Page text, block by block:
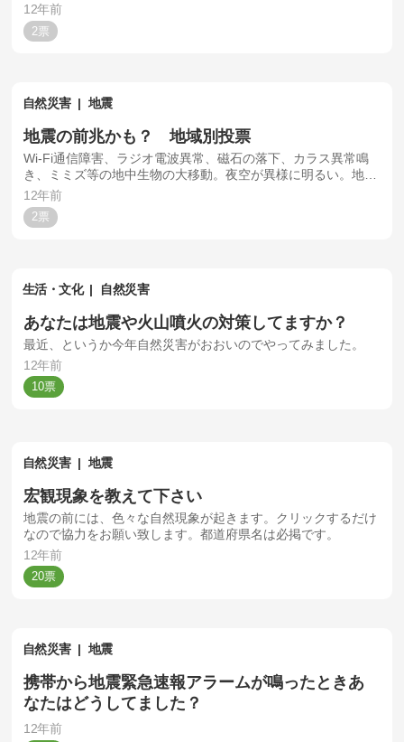
では客観的な判断はできないので報告不可。
12年前
2
自然災害 地震
地震の前兆かも？ 地域別投票
Wi-Fi通信障害、ラジオ電波異常、磁石の落下、カラス異常鳴
き、ミミズ等の地中生物の大移動。夜空が異様に明るい。地震
雲に関しては客観的な判断がアンケートでは難しいため、報告
しないで下さい。
12年前
2
生活・文化 自然災害
あなたは地震や火山噴火の対策してますか？
最近、というか今年自然災害がおおいのでやってみました。
12年前
10
自然災害 地震
宏観現象を教えて下さい
地震の前には、色々な自然現象が起きます。クリックするだけ
なので協力をお願い致します。都道府県名は必掲です。
12年前
20
自然災害 地震
携帯から地震緊急速報アラームが鳴ったときあ
なたはどうしてました？
12年前